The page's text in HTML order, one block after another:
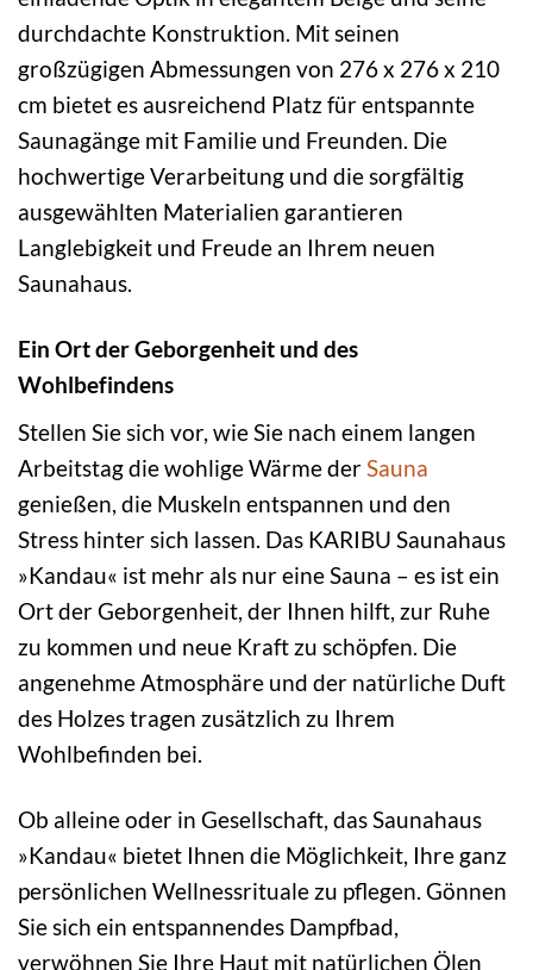
durchdachte Konstruktion. Mit seinen
großzügigen Abmessungen von 276 x 276 x 210
cm bietet es ausreichend Platz für entspannte
Saunagänge mit Familie und Freunden. Die
hochwertige Verarbeitung und die sorgfältig
ausgewählten Materialien garantieren
Langlebigkeit und Freude an Ihrem neuen
Saunahaus.
Ein Ort der Geborgenheit und des
Wohlbefindens
Stellen Sie sich vor, wie Sie nach einem langen
Arbeitstag die wohlige Wärme der Sauna
genießen, die Muskeln entspannen und den
Stress hinter sich lassen. Das KARIBU Saunahaus
»Kandau« ist mehr als nur eine Sauna – es ist ein
Ort der Geborgenheit, der Ihnen hilft, zur Ruhe
zu kommen und neue Kraft zu schöpfen. Die
angenehme Atmosphäre und der natürliche Duft
des Holzes tragen zusätzlich zu Ihrem
Wohlbefinden bei.
Ob alleine oder in Gesellschaft, das Saunahaus
»Kandau« bietet Ihnen die Möglichkeit, Ihre ganz
persönlichen Wellnessrituale zu pflegen. Gönnen
Sie sich ein entspannendes Dampfbad,
verwöhnen Sie Ihre Haut mit natürlichen Ölen